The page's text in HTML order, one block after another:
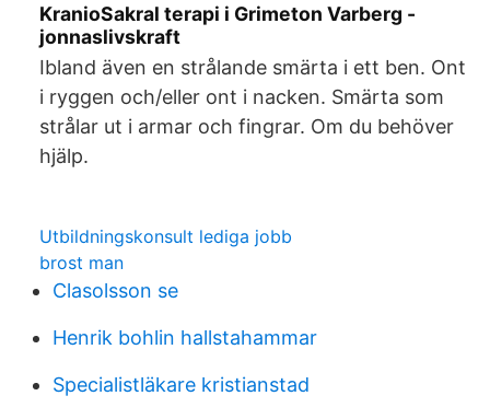
KranioSakral terapi i Grimeton Varberg -
jonnaslivskraft
Ibland även en strålande smärta i ett ben. Ont
i ryggen och/eller ont i nacken. Smärta som
strålar ut i armar och fingrar. Om du behöver
hjälp.
Utbildningskonsult lediga jobb
brost man
Clasolsson se
Henrik bohlin hallstahammar
Specialistläkare kristianstad